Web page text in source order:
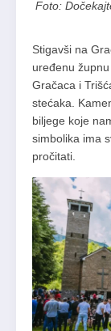
Foto:
Stigavši na
uređenu
Gračaca i
stećaka.
biljege koje
simbolika ima
pročitati.